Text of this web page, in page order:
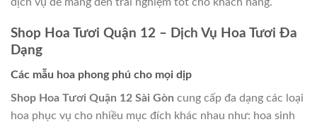
Shop Hoa Tươi Quận 12 – Dịch Vụ Hoa Tươi Đa
Dạng
Các mẫu hoa phong phú cho mọi dịp
Shop Hoa Tươi Quận 12 Sài Gòn cung cấp đa dạng các loại
hoa phục vụ cho nhiều mục đích khác nhau như: hoa sinh